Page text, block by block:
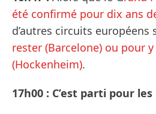
été confirmé pour dix ans
d’autres circuits européens
rester (Barcelone) ou pour
(Hockenheim).
17h00 : C’est parti pour les